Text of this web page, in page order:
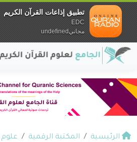
الرئيسية المكتبة الرقمية
علوم
تطبيق إذاعات القرآن الكريم
EDC
مجانيundefined